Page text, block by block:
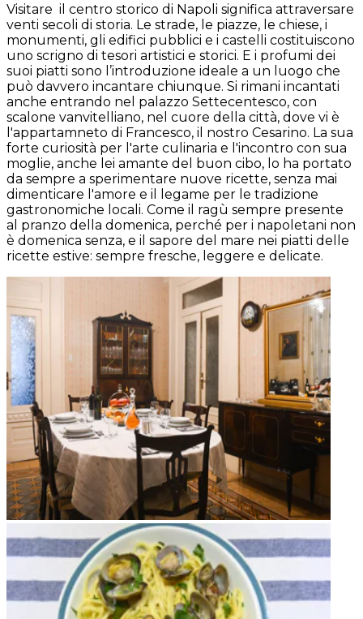
Visitare il centro storico di Napoli significa attraversare
venti secoli di storia. Le strade, le piazze, le chiese, i
monumenti, gli edifici pubblici e i castelli costituiscono
uno scrigno di tesori artistici e storici. E i profumi dei
suoi piatti sono l’introduzione ideale a un luogo che
può davvero incantare chiunque. Si rimani incantati
anche entrando nel palazzo Settecentesco, con
scalone vanvitelliano, nel cuore della città, dove vi è
l'appartamneto di Francesco, il nostro Cesarino. La sua
forte curiosità per l'arte culinaria e l'incontro con sua
moglie, anche lei amante del buon cibo, lo ha portato
da sempre a sperimentare nuove ricette, senza mai
dimenticare l'amore e il legame per le tradizione
gastronomiche locali. Come il ragù sempre presente
al pranzo della domenica, perché per i napoletani non
è domenica senza, e il sapore del mare nei piatti delle
ricette estive: sempre fresche, leggere e delicate.